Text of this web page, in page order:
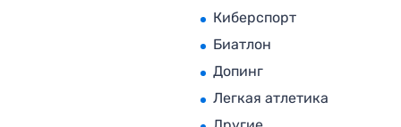
Киберспорт
Биатлон
Допинг
Легкая атлетика